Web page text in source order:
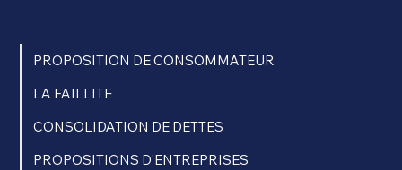
PROPOSITION DE CONSOMMATEUR
LA FAILLITE
CONSOLIDATION DE DETTES
PROPOSITIONS D'ENTREPRISES